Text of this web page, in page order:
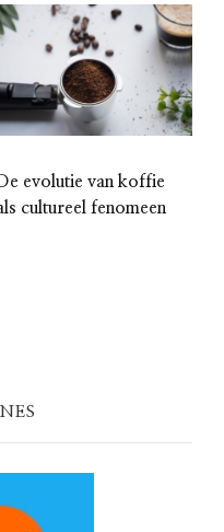
De evolutie van koffie
cultureel fenomeen